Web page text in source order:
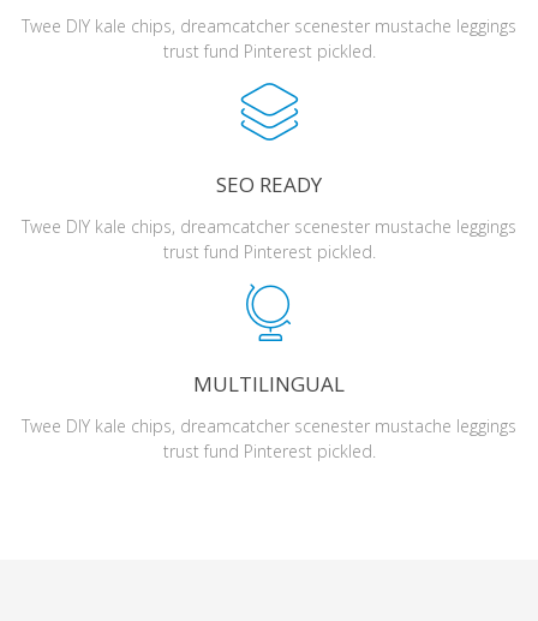
Twee DIY kale chips, dreamcatcher scenester mustache leggings
trust fund Pinterest pickled.
SEO READY
Twee DIY kale chips, dreamcatcher scenester mustache leggings
trust fund Pinterest pickled.
MULTILINGUAL
Twee DIY kale chips, dreamcatcher scenester mustache leggings
trust fund Pinterest pickled.